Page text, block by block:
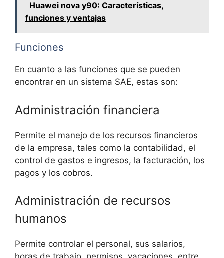
Huawei nova y90: Características,
funciones y ventajas
Funciones
En cuanto a las funciones que se pueden
encontrar en un sistema SAE, estas son:
Administración financiera
Permite el manejo de los recursos financieros
de la empresa, tales como la contabilidad, el
control de gastos e ingresos, la facturación, los
pagos y los cobros.
Administración de recursos
humanos
Permite controlar el personal, sus salarios,